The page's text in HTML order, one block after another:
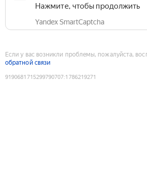
Нажмите, чтобы продолжить
Yandex SmartCaptcha
Если у вас возникли проблемы, пожалуйста,
обратной связи
9190681715299790707:1786219271